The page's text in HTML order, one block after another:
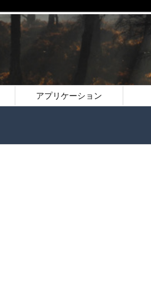
アプリケーション